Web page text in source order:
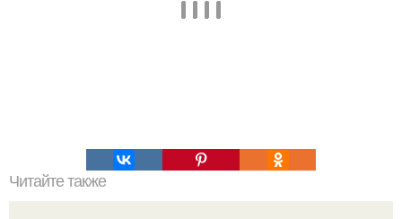
Читайте также